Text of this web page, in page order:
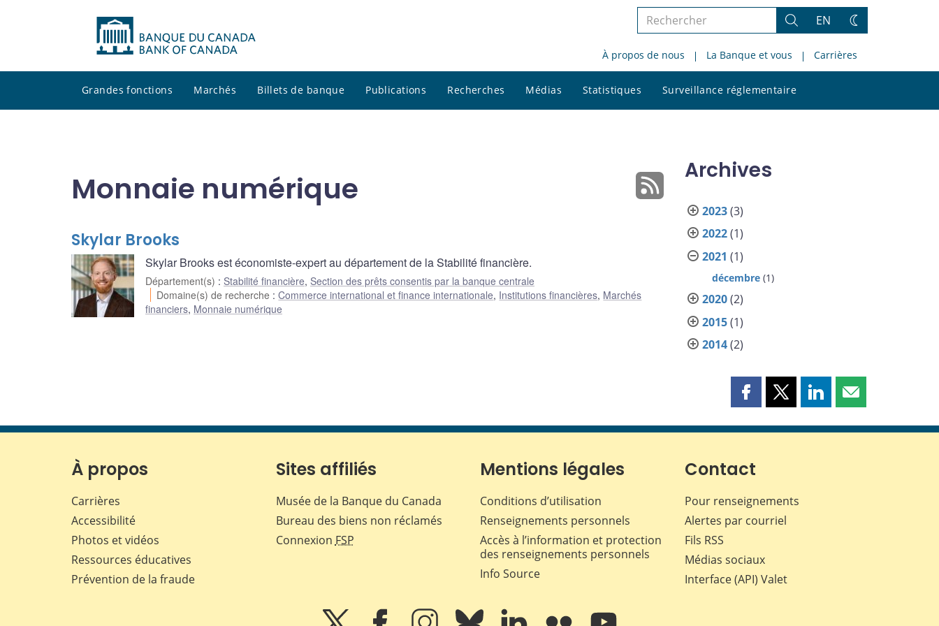
Rechercher
le
site
Rechercher
EN
Changez
thème
À propos de nous La Banque et vous Carrières
Grandes fonctions Marchés Billets de banque Publications Recherches Médias Statistiques Surveillance réglementaire
le
Monnaie numérique
Skylar Brooks
Skylar Brooks est économiste-expert au département de la Stabilité financière.
Département(s) : Stabilité financière, Section des prêts consentis par la banque centrale
Domaine(s) de recherche :Commerce international et finance internationale, Institutions financières, Marchés
financiers, Monnaie numérique
Archives
2023(3)
2022(1)
2021 (1)
décembre (1)
2020(2)
2015(1)
2014(2)
Partager
page
Facebook
Partager
page
Partager
page
Partager
page
À propos
Carrières
Accessibilité
Photos et vidéos
Ressources éducatives
Prévention de la fraude
Sites affiliés
Musée de la Banque du Canada
Bureau des biens non réclamés
Connexion FSP
Mentions légales
Conditions d’utilisation
Renseignements personnels
Accès à l’information et protection
des renseignements personnels
Info Source
Contact
Pour renseignements
Alertes par courriel
Fils RSS
Médias sociaux
Interface (API) Valet